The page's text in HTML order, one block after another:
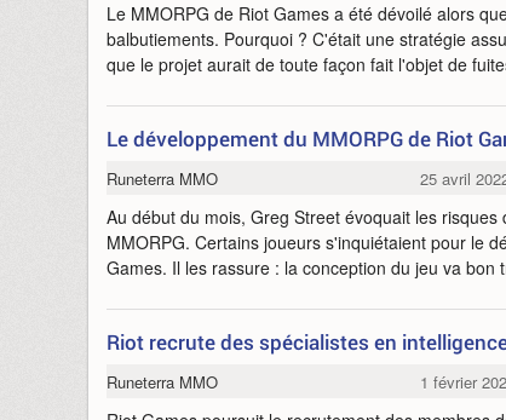
Le MMORPG de Riot Games a été dévoilé alors
balbutiements. Pourquoi ? C'était une stratégie
que le projet aurait de toute façon fait l'objet de
Le développement du MMORPG de Riot
Runeterra MMO 25 avril
Au début du mois, Greg Street évoquait les
MMORPG. Certains joueurs s'inquiétaient pour le
Games. Il les rassure : la conception du jeu va bon
Riot recrute des spécialistes en
Runeterra MMO 1 février